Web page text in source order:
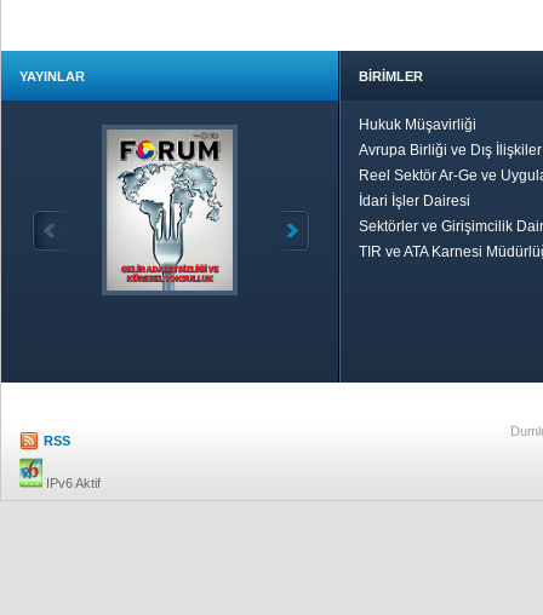
YAYINLAR BİRİMLER
Hukuk Müşavirliği
Avrupa Birliği ve Dış
Reel Sektör Ar-Ge ve
İdari İşler Dairesi
Sektörler ve Girişimcilik
TIR ve ATA Karnesi
RSS
IPv6 Aktif